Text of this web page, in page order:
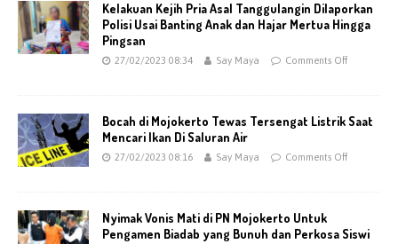
Kelakuan Kejih Pria Asal Tanggulangin Dilaporkan
Polisi Usai Banting Anak dan Hajar Mertua Hingga
Pingsan
27/02/2023 08:34 Say Maya Comments Off
Bocah di Mojokerto Tewas Tersengat Listrik Saat
Mencari Ikan Di Saluran Air
27/02/2023 08:16 Say Maya Comments Off
Nyimak Vonis Mati di PN Mojokerto Untuk
Pengamen Biadab yang Bunuh dan Perkosa Siswi